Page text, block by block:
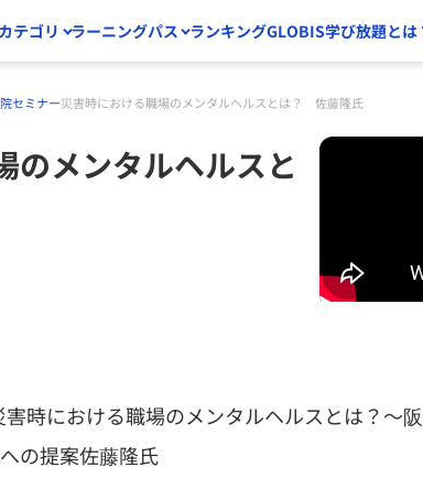
カテゴリ ラーニングパス ランキングGLOBIS学び放題とは
セミナー災害時における職場のメンタルヘルスとは？ 佐藤隆氏
のメンタルヘルスと
時における職場のメンタルヘルスとは？～
の提案佐藤隆氏